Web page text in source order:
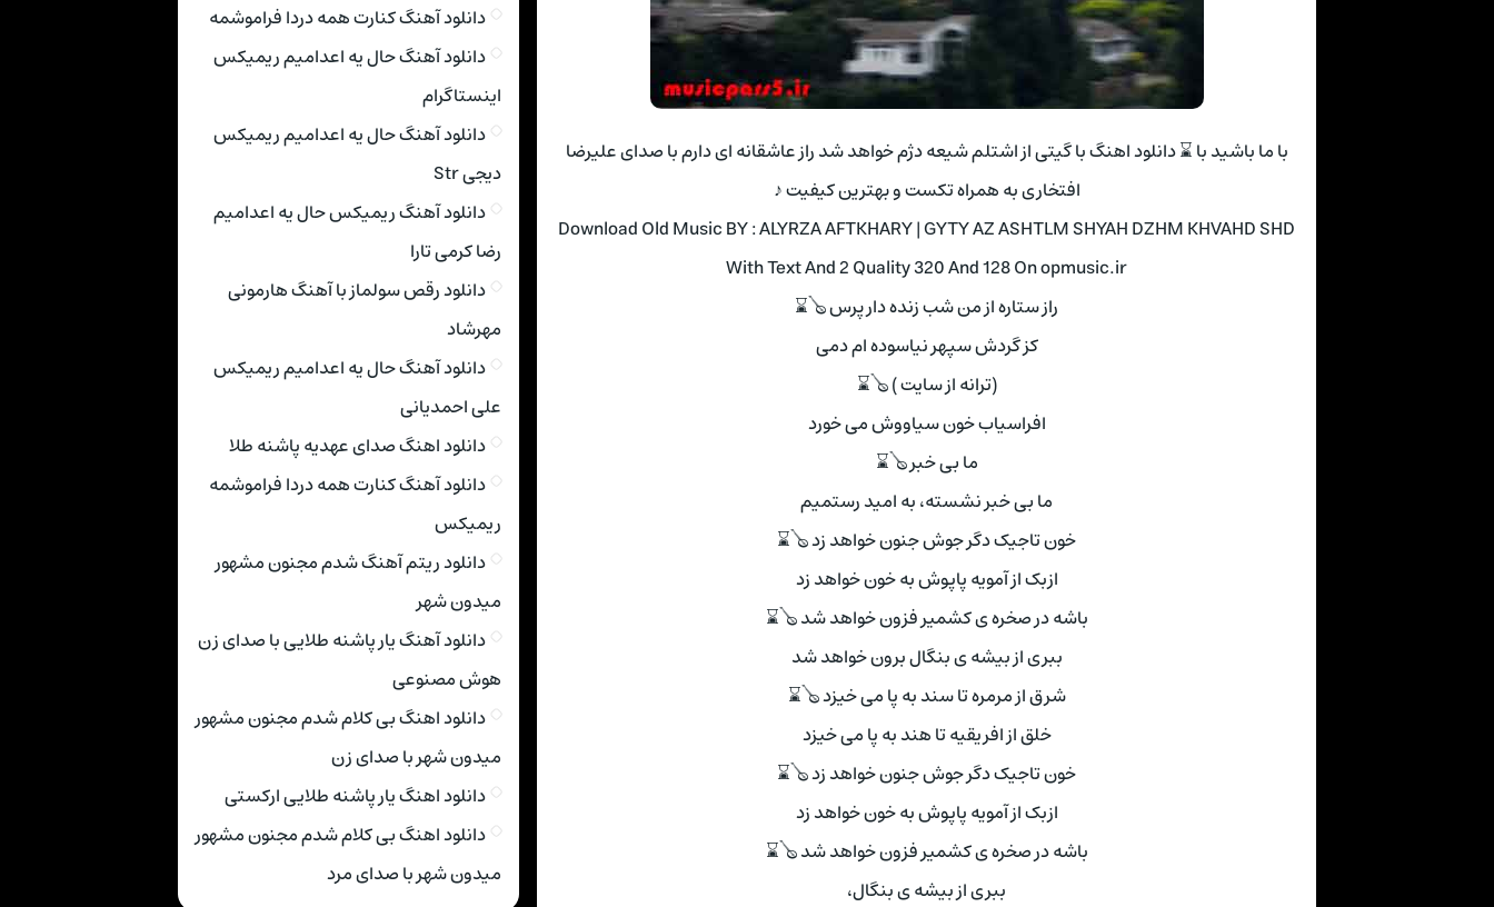
با ما باشید با ⌛ دانلود اهنگ با گیتی از اشتلم شیعه دژم خواهد شد راز عاشقانه ای دارم با صدای علیرضا
افتخاری به همراه تکست و بهترین کیفیت ♪
Download Old Music BY : ALYRZA AFTKHARY | GYTY AZ ASHTLM SHYAH DZHM KHVAHD SHD
With Text And 2 Quality 320 And 128 On opmusic.ir
راز ستاره از من شب زنده دار پرس 🪕⌛
کز گردش سپهر نیاسوده ام دمی
(ترانه از سایت ) 🪕⌛
افراسیاب خون سیاووش می خورد
ما بی خبر 🪕⌛
ما بی خبر نشسته، به امید رستمیم
خون تاجیک دگر جوش جنون خواهد زد 🪕⌛
ازبک از آمویه پاپوش به خون خواهد زد
باشه در صخره ی کشمیر فزون خواهد شد 🪕⌛
ببری از بیشه ی بنگال برون خواهد شد
شرق از مرمره تا سند به پا می خیزد 🪕⌛
خلق از افریقیه تا هند به پا می خیزد
خون تاجیک دگر جوش جنون خواهد زد 🪕⌛
ازبک از آمویه پاپوش به خون خواهد زد
باشه در صخره ی کشمیر فزون خواهد شد 🪕⌛
ببری از بیشه ی بنگال،
دانلود آهنگ کنارت همه دردا فراموشمه
دانلود آهنگ حال یه اعدامیم ریمیکس
اینستاگرام
دانلود آهنگ حال یه اعدامیم ریمیکس
دیجی Str
دانلود آهنگ ریمیکس حال یه اعدامیم
رضا کرمی تارا
دانلود رقص سولماز با آهنگ هارمونی
مهرشاد
دانلود آهنگ حال یه اعدامیم ریمیکس
علی احمدیانی
دانلود اهنگ صدای عهدیه پاشنه طلا
دانلود آهنگ کنارت همه دردا فراموشمه
ریمیکس
دانلود ریتم آهنگ شدم مجنون مشهور
میدون شهر
دانلود آهنگ یار پاشنه طلایی با صدای زن
هوش مصنوعی
دانلود اهنگ بی کلام شدم مجنون مشهور
میدون شهر با صدای زن
دانلود اهنگ یار پاشنه طلایی ارکستی
دانلود اهنگ بی کلام شدم مجنون مشهور
میدون شهر با صدای مرد